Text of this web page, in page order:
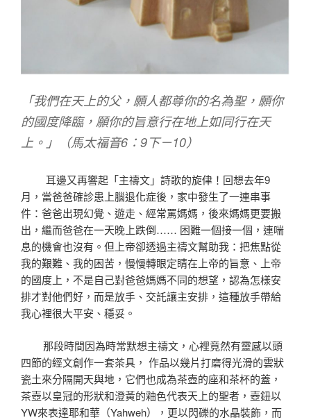
「我們在天上的父，願人都尊你的名為聖，願你
的國度降臨，願你的旨意行在地上如同行在天
上。」（馬太福音6：9下－10）
耳邊又再響起「主禱文」詩歌的旋侓！回想去年9
月，當爸爸確診患上腦退化症後，家中發生了一連串事
件：爸爸出現幻覺、遊走、經常罵媽媽，後來媽媽更要搬
出，繼而爸爸在一天晚上跌倒…… 困難一個接一個，連喘
息的機會也沒有。但上帝卻透過主禱文幫助我：把焦點從
我的艱難、我的困苦，慢慢轉眼定睛在上帝的旨意、上帝
的國度上，不是自己對爸爸媽媽不同的想望，認為怎樣安
排才對他們好，而是放手、交託讓主安排，這種放手帶給
我心裡很大平安、穩妥。
那段時間因為時常默想主禱文，心裡竟然有靈感以頭
四節的經文創作一套茶具， 作品以幾片打磨得光滑的雲狀
瓷土來分隔開天與地，它們也成為茶壺的座和茶杯的蓋，
茶壺以皇冠的形狀和澄黃的釉色代表天上的聖者，壺鈕以
YW來表達耶和華（Yahweh），更以閃礫的水晶裝飾，而